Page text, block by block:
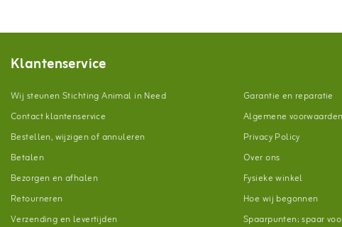
Klantenservice
Wij steunen Stichting Animal in Need
Contact klantenservice
Bestellen, wijzigen of annuleren
Betalen
Bezorgen en afhalen
Retourneren
Verzending en levertijden
Garantie en reparatie
Algemene voorwaarden
Privacy Policy
Over ons
Fysieke winkel
Hoe wij begonnen
Spaarpunten; spaar